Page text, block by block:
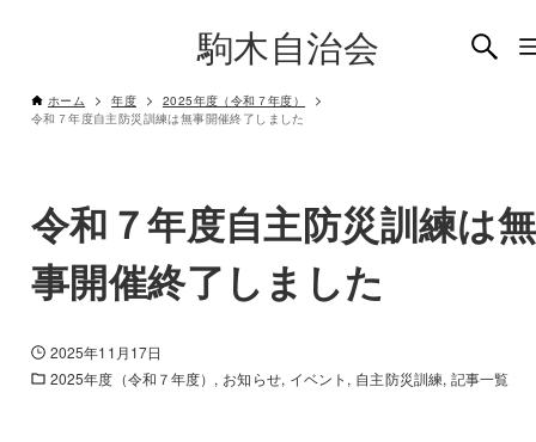
駒木自治会
ホーム 年度
2025年度（令和７年度）
令和７年度自主防災訓練は無事開催終了しました
令和７年度自主防災訓練は無
事開催終了しました
2025年11月17日
2025年度（令和７年度）
お知らせ イベント 自主防災訓練 記事一覧